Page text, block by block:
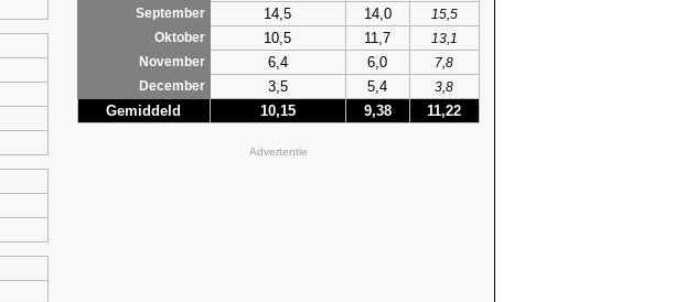
September
14,5 14,0
15,5
Oktober
10,5 11,7
13,1
November
6,4 6,0
7,8
December
3,5 5,4 3,8
Gemiddeld 10,15 9,38 11,22
Advertentie